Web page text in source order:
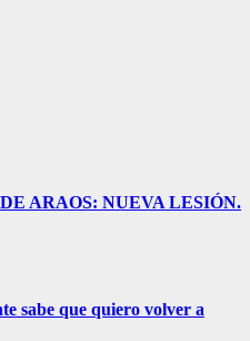
ARAOS: NUEVA LESIÓN.
sabe que quiero volver a